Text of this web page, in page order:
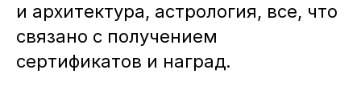
и архитектура, астрология, все, что
связано с получением
сертификатов и наград.